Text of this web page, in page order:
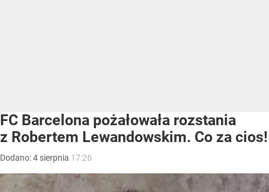
FC Barcelona pożałowała rozstania
z Robertem Lewandowskim. Co za cios!
Dodano:4 sierpnia 17:26